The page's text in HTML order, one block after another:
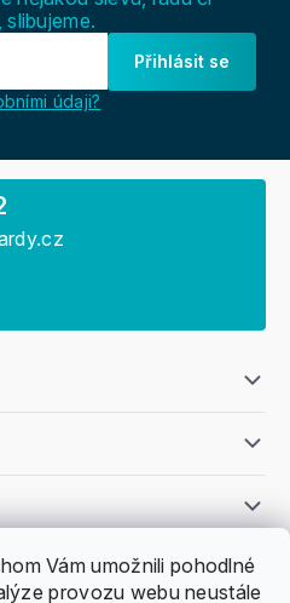
Vám umožnili pohodlné
provozu webu neustále
Přihlásit se
údaji?